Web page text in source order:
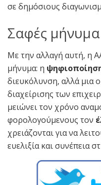
σε δημόσιους
Σαφές
Με την αλλαγή αυτή, η
μήνυμα: η
διευκόλυνση, αλλά μια
διαχείρισης των
μειώνει τον χρόνο
φορολογούμενους τον
χρειάζονται για να
ευελιξία και συνέπεια